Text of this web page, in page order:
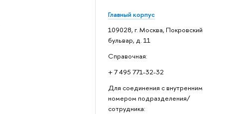
Главный корпус
109028, г. Москва, Покровский
бульвар, д. 11
Справочная:
+ 7 495 771-32-32
Для соединения с внутренним
номером подразделения/
сотрудника: